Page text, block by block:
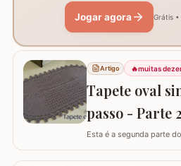
Jogar agora Grátis •
Artigo 🔥muitas
Tapete oval
passo - Parte
Esta é a segunda parte
simples - Parte 1 A lista